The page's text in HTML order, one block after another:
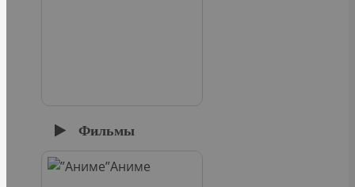
Фильмы
Аниме